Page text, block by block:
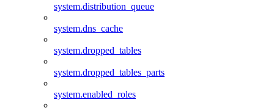
system.distribution_queue
system.dns_cache
system.dropped_tables
system.dropped_tables_parts
system.enabled_roles